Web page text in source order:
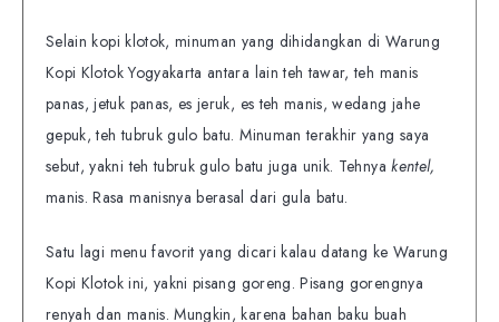
Selain kopi klotok, minuman yang dihidangkan di Warung
Kopi Klotok Yogyakarta antara lain teh tawar, teh manis
panas, jetuk panas, es jeruk, es teh manis, wedang jahe
gepuk, teh tubruk gulo batu. Minuman terakhir yang saya
sebut, yakni teh tubruk gulo batu juga unik. Tehnyakentel,
manis. Rasa manisnya berasal dari gula batu.
Satu lagi menu favorit yang dicari kalau datang ke Warung
Kopi Klotok ini, yakni pisang goreng. Pisang gorengnya
renyah dan manis. Mungkin, karena bahan baku buah